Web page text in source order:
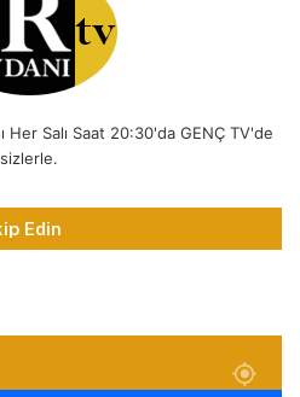
Salı Saat 20:30'da GENÇ TV'de
sizlerle.
Edin